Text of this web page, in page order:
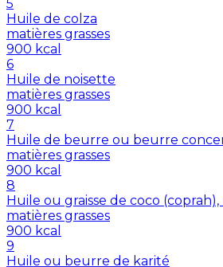
5
Huile de colza
matières grasses
900 kcal
6
Huile de noisette
matières grasses
900 kcal
7
Huile de beurre ou beurre
matières grasses
900 kcal
8
Huile ou graisse de coco
matières grasses
900 kcal
9
Huile ou beurre de karité